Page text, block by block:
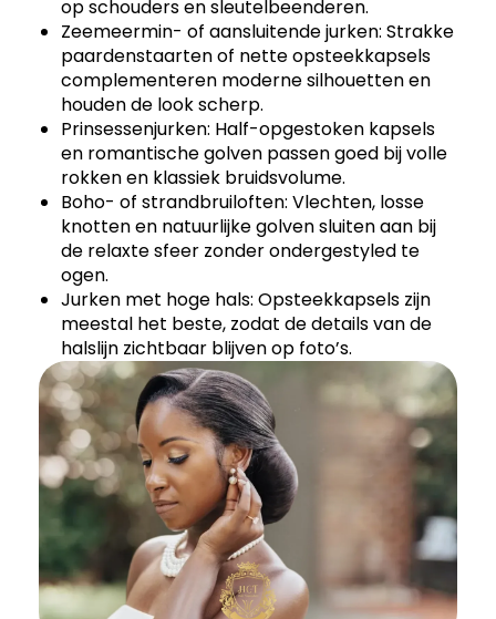
op schouders en sleutelbeenderen.
Zeemeermin- of aansluitende jurken: Strakke
paardenstaarten of nette opsteekkapsels
complementeren moderne silhouetten en
houden de look scherp.
Prinsessenjurken: Half-opgestoken kapsels
en romantische golven passen goed bij volle
rokken en klassiek bruidsvolume.
Boho- of strandbruiloften: Vlechten, losse
knotten en natuurlijke golven sluiten aan bij
de relaxte sfeer zonder ondergestyled te
ogen.
Jurken met hoge hals: Opsteekkapsels zijn
meestal het beste, zodat de details van de
halslijn zichtbaar blijven op foto’s.